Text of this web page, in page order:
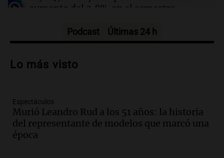
aumento del 2,8% en el semestre
Audio.La inflación en Buenos Aires se
datos preliminares
Audio.
La justicia niega pedido de
Facundo Moyano para levantar
perimetral sobre Candela Arizaga
Panorama Federal
Podcast Últimas 24 h
Lo más visto
Espectáculos
Murió Leandro Rud a los 51 años: la historia
del representante de modelos que marcó una
época